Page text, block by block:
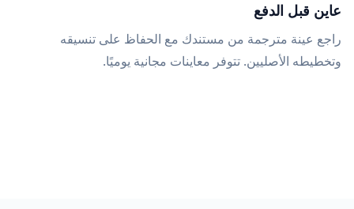
عاين قبل الدفع
راجع عينة مترجمة من مستندك مع الحفاظ على تنسيقه
وتخطيطه الأصليين. تتوفر معاينات مجانية يوميًا.